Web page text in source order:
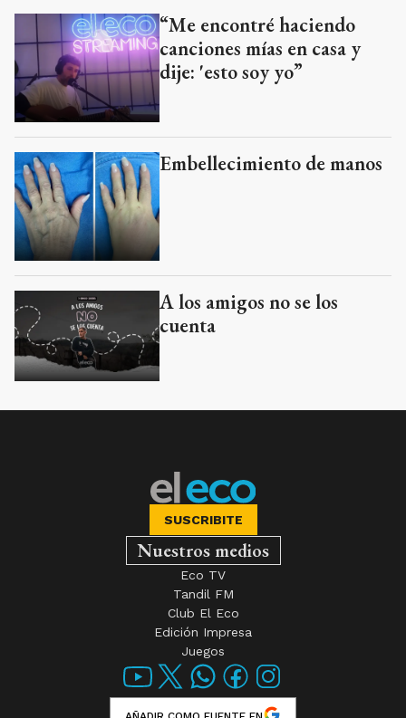
“Me encontré haciendo
canciones mías en casa y
dije: 'esto soy yo”
Embellecimiento de manos
A los amigos no se los
cuenta
SUSCRIBITE
Nuestros medios
Eco TV
Tandil FM
Club El Eco
Edición Impresa
Juegos